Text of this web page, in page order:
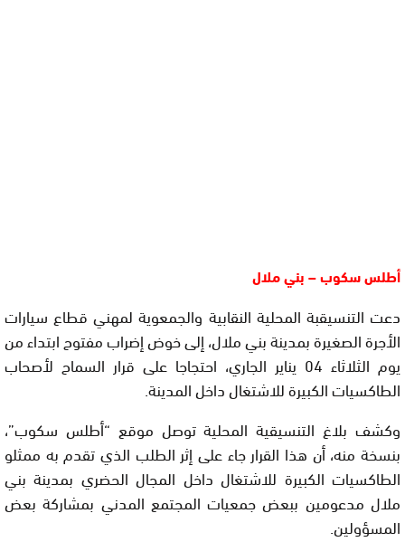
أطلس سكوب – بني ملال
دعت التنسيقبة المحلية النقابية والجمعوية لمهني قطاع سيارات
الأجرة الصغيرة بمدينة بني ملال، إلى خوض إضراب مفتوح ابتداء من
يوم الثلاثاء 04 يناير الجاري، احتجاجا على قرار السماح لأصحاب
الطاكسيات الكبيرة للاشتغال داخل المدينة.
وكشف بلاغ التنسيقية المحلية توصل موقع “أطلس سكوب”،
بنسخة منه، أن هذا القرار جاء على إثر الطلب الذي تقدم به ممثلو
الطاكسيات الكبيرة للاشتغال داخل المجال الحضري بمدينة بني
ملال مدعومين ببعض جمعيات المجتمع المدني بمشاركة بعض
المسؤولين.